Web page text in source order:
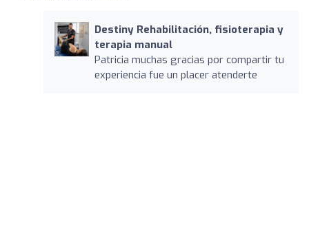
Destiny Rehabilitación, fisioterapia y
terapia manual
Patricia muchas gracias por compartir tu
experiencia fue un placer atenderte